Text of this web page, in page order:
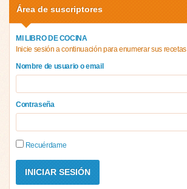
Área de suscriptores
MI LIBRO DE COCINA
Inicie sesión a continuación para enumerar sus recetas
Nombre de usuario o email
Contraseña
Recuérdame